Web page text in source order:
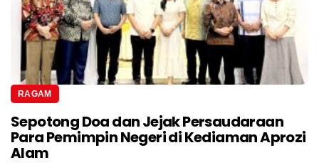
RAGAM
Sepotong Doa dan Jejak Persaudaraan
Para Pemimpin Negeri di Kediaman Aprozi
Alam